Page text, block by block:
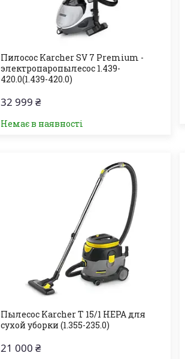
Пилосос Karcher SV 7 Premium -
электропаропылесос 1.439-
420.0(1.439-420.0)
32 999 ₴
Немає в наявності
Пылесос Karcher T 15/1 HEPA для
сухой уборки (1.355-235.0)
21 000 ₴